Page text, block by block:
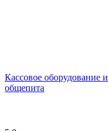
Кассовое оборудование
общепита